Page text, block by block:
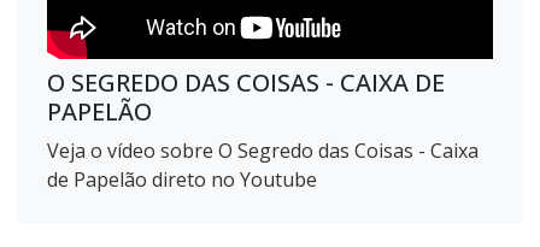
O SEGREDO DAS COISAS - CAIXA DE
PAPELÃO
Veja o vídeo sobre O Segredo das Coisas - Caixa
de Papelão direto no Youtube